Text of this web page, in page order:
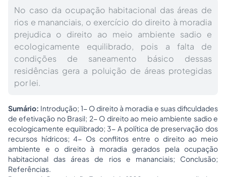
No caso da ocupação habitacional das áreas de
rios e mananciais, o exercício do direito à moradia
prejudica o direito ao meio ambiente sadio e
ecologicamente equilibrado, pois a falta de
condições de saneamento básico dessas
residências gera a poluição de áreas protegidas
por lei.
Sumário: Introdução; 1- O direito à moradia e suas dificuldades
de efetivação no Brasil; 2- O direito ao meio ambiente sadio e
ecologicamente equilibrado; 3- A política de preservação dos
recursos hídricos; 4- Os conflitos entre o direito ao meio
ambiente e o direito à moradia gerados pela ocupação
habitacional das áreas de rios e mananciais; Conclusão;
Referências.